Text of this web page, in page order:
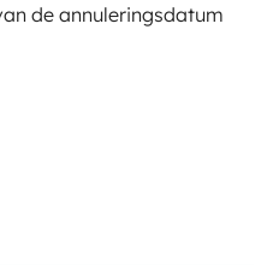
de annuleringsdatum